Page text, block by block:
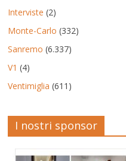
Interviste (2)
Monte-Carlo (332)
Sanremo (6.337)
V1 (4)
Ventimiglia (611)
I nostri sponsor